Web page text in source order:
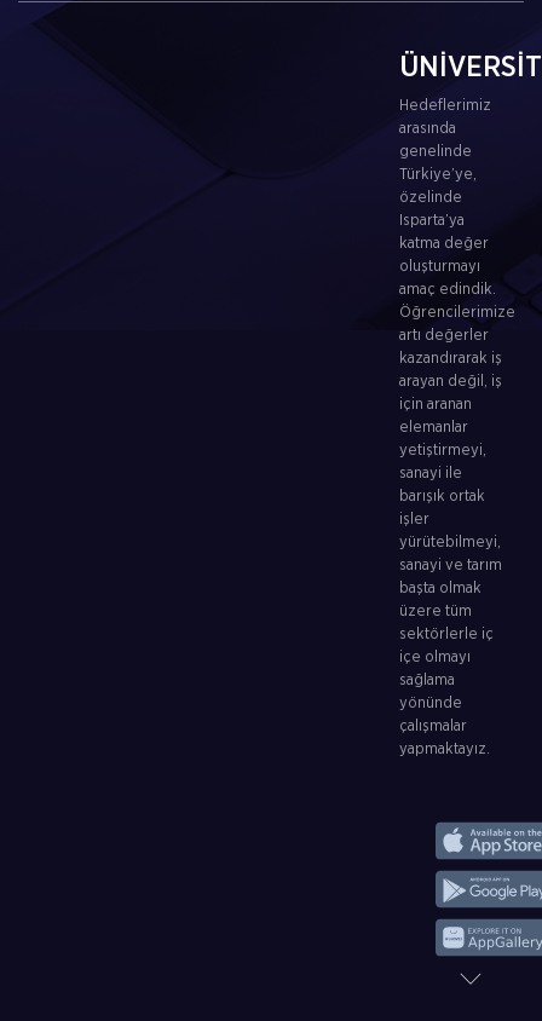
Hedeflerimiz
arasında
genelinde
Türkiye’ye,
özelinde
Isparta’ya
katma değer
oluşturmayı
amaç edindik.
Öğrencilerimize
artı değerler
kazandırarak iş
arayan değil, iş
için aranan
elemanlar
yetiştirmeyi,
sanayi ile
barışık ortak
işler
yürütebilmeyi,
sanayi ve tarım
başta olmak
üzere tüm
sektörlerle iç
içe olmayı
sağlama
yönünde
çalışmalar
yapmaktayız.